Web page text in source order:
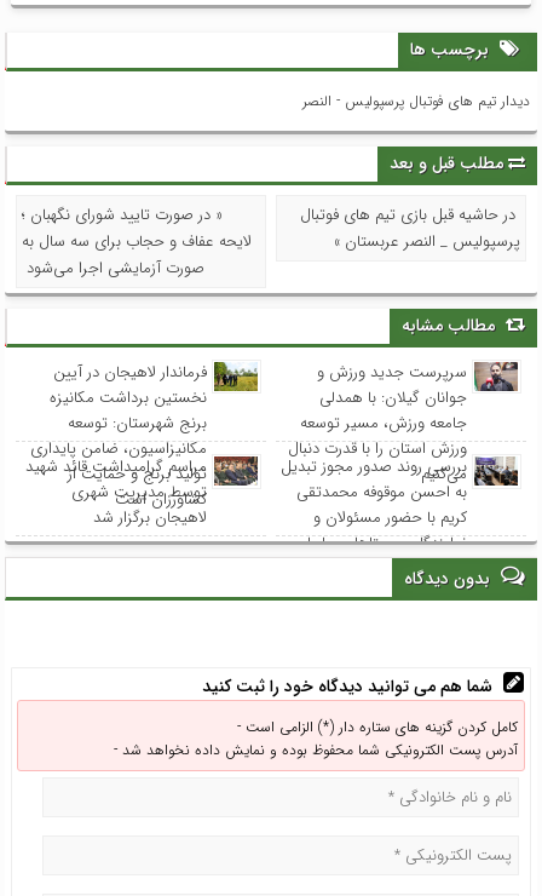
برچسب ها
دیدار تیم های فوتبال پرسپولیس - النصر
مطلب قبل و بعد
در حاشیه قبل بازی تیم های فوتبال
پرسپولیس _ النصر عربستان »
« در صورت تایید شورای نگهبان ؛
لایحه عفاف و حجاب برای سه سال به
صورت آزمایشی اجرا می‌شود
مطالب مشابه
سرپرست جدید ورزش و
جوانان گیلان: با همدلی
جامعه ورزش، مسیر توسعه
ورزش استان را با قدرت دنبال
می‌کنیم
فرماندار لاهیجان در آیین
نخستین برداشت مکانیزه
برنج شهرستان: توسعه
مکانیزاسیون، ضامن پایداری
تولید برنج و حمایت از
کشاورزان است
بررسی روند صدور مجوز تبدیل
به احسن موقوفه محمدتقی
کریم با حضور مسئولان و
نمایندگان روستاهای ساحلی
مراسم گرامیداشت قائد شهید
توسط مدیریت شهری
لاهیجان برگزار شد
بدون دیدگاه
شما هم می توانید دیدگاه خود را ثبت کنید
کامل کردن گزینه های ستاره دار (*) الزامی است -
آدرس پست الکترونیکی شما محفوظ بوده و نمایش داده نخواهد شد -